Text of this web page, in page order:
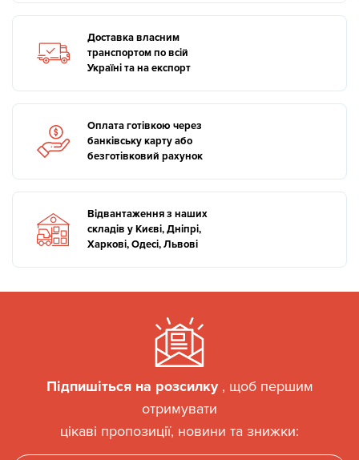
Доставка власним
транспортом по всій
Україні та на експорт
Оплата готівкою через
банківську карту або
безготівковий рахунок
Відвантаження з наших
складів у Києві, Дніпрі,
Харкові, Одесі, Львові
Підпишіться на розсилку , щоб першим
отримувати
цікаві пропозиції, новини та знижки: